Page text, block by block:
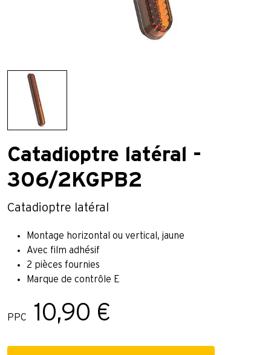
Catadioptre latéral -
306/2KGPB2
Catadioptre latéral
Montage horizontal ou vertical, jaune
Avec film adhésif
2 pièces fournies
Marque de contrôle E
PPC 10,90 €